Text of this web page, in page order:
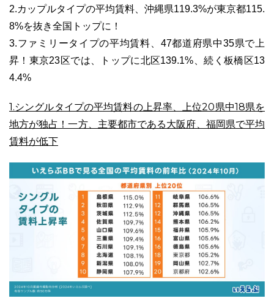
ニュース一覧 お役立ちブログ
特長 サービス一覧 プラン
03-6689-1791
2.カップルタイプの平均賃料、沖縄県119.3%が東京都115.
8%を抜き全国トップに！
3.ファミリータイプの平均賃料、47都道府県中35県で上
昇！東京23区では、トップに北区139.1%、続く板橋区13
4.4%
1.シングルタイプの平均賃料の上昇率、上位20県中18県を
地方が独占！一方、主要都市である大阪府、福岡県で平均
賃料が低下